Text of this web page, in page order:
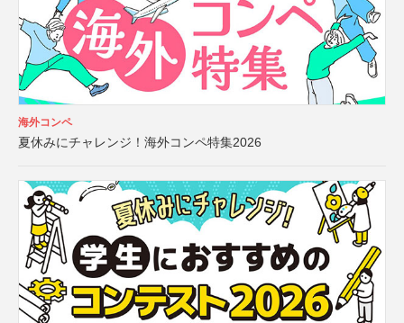
海外コンペ
夏休みにチャレンジ！海外コンペ特集2026